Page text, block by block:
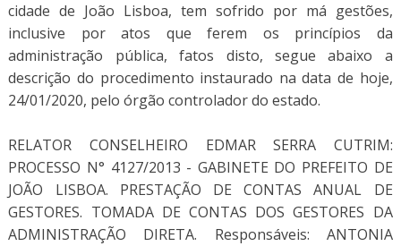
cidade de João Lisboa, tem sofrido por má gestões,
inclusive por atos que ferem os princípios da
administração pública, fatos disto, segue abaixo a
descrição do procedimento instaurado na data de hoje,
24/01/2020, pelo órgão controlador do estado.
RELATOR CONSELHEIRO EDMAR SERRA CUTRIM:
PROCESSO N° 4127/2013 - GABINETE DO PREFEITO DE
JOÃO LISBOA. PRESTAÇÃO DE CONTAS ANUAL DE
GESTORES. TOMADA DE CONTAS DOS GESTORES DA
ADMINISTRAÇÃO DIRETA. Responsáveis: ANTONIA